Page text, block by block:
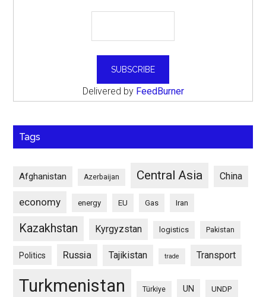
Delivered by FeedBurner
Tags
Afghanistan Azerbaijan Central Asia China
economy energy EU Gas Iran
Kazakhstan Kyrgyzstan logistics Pakistan
Politics Russia Tajikistan trade Transport
Turkmenistan Türkiye UN UNDP